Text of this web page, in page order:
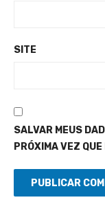
SITE
SALVAR MEUS
PRÓXIMA VEZ